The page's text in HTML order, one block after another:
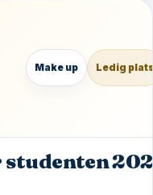
Make up Ledig